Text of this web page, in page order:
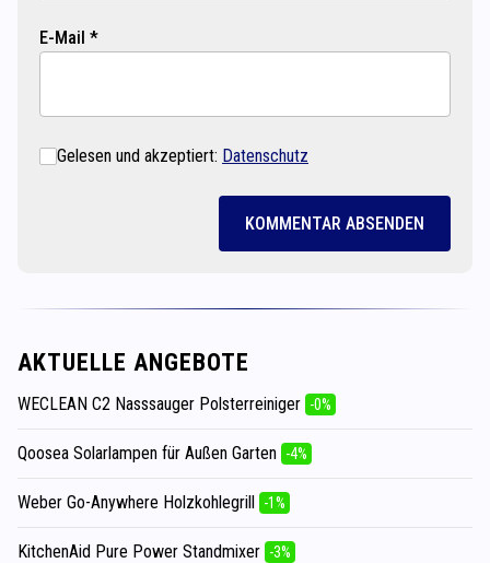
E-Mail *
Gelesen und akzeptiert: Datenschutz
KOMMENTAR ABSENDEN
AKTUELLE ANGEBOTE
WECLEAN C2 Nasssauger Polsterreiniger -0%
Qoosea Solarlampen für Außen Garten -4%
Weber Go-Anywhere Holzkohlegrill -1%
KitchenAid Pure Power Standmixer -3%